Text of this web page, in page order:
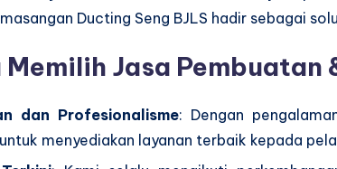
Ducting Seng BJLS hadir sebagai
Jasa Pembuatan
dan Profesionalisme: Dengan
menyediakan layanan terbaik kepada